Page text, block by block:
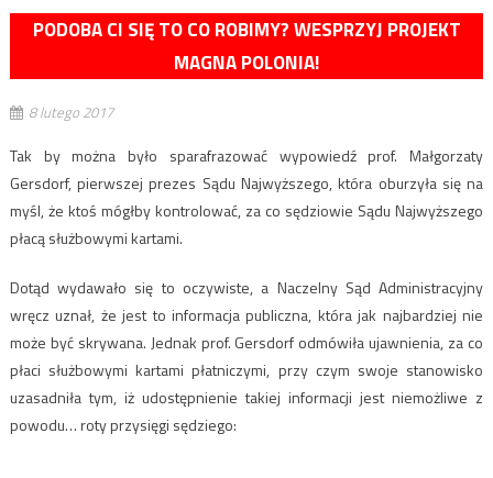
PODOBA CI SIĘ TO CO ROBIMY? WESPRZYJ PROJEKT
MAGNA POLONIA!
8 lutego 2017
Tak by można było sparafrazować wypowiedź prof. Małgorzaty
Gersdorf, pierwszej prezes Sądu Najwyższego, która oburzyła się na
myśl, że ktoś mógłby kontrolować, za co sędziowie Sądu Najwyższego
płacą służbowymi kartami.
Dotąd wydawało się to oczywiste, a Naczelny Sąd Administracyjny
wręcz uznał, że jest to informacja publiczna, która jak najbardziej nie
może być skrywana. Jednak prof. Gersdorf odmówiła ujawnienia, za co
płaci służbowymi kartami płatniczymi, przy czym swoje stanowisko
uzasadniła tym, iż udostępnienie takiej informacji jest niemożliwe z
powodu… roty przysięgi sędziego: